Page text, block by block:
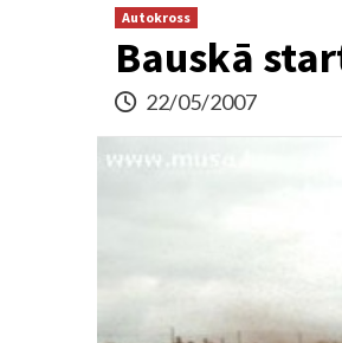
Autokross
Bauskā
22/05/2007